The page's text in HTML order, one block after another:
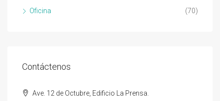
Oficina (70)
Contáctenos
Ave. 12 de Octubre, Edificio La Prensa.